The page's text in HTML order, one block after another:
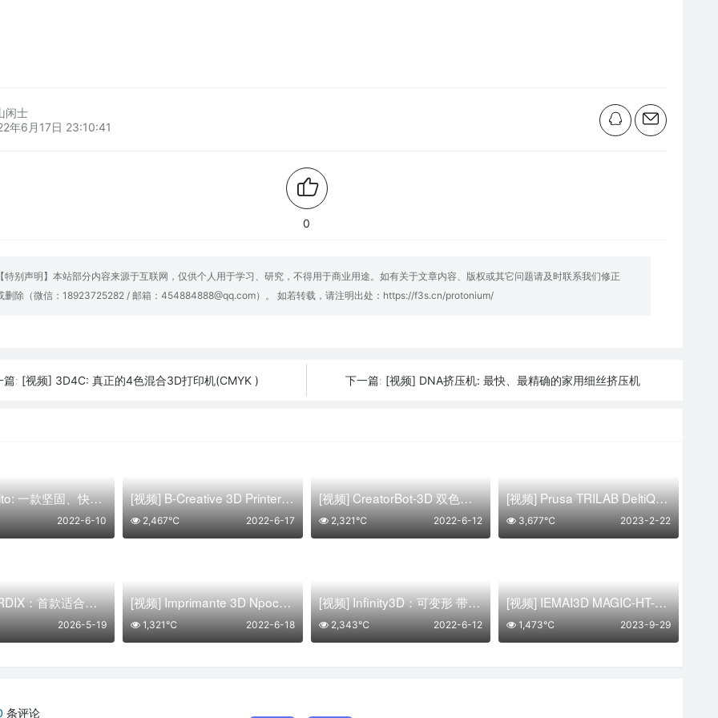
闲士
年6月17日 23:10:41
0
特别声明】本站部分内容来源于互联网，仅供个人用于学习、研究，不得用于商业用途。如有关于文章内容、版权或其它问题请及时联系我们修正
删除（微信：18923725282 / 邮箱：454884888@qq.com）。 如若转载，请注明出处： https://f3s.cn/protonium/
篇: [视频] 3D4C: 真正的4色混合3D打印机(CMYK ) 下一篇: [视频] DNA挤压机: 最快、最精确的家用细丝挤压机
[视频] Bukito: 一款坚固、快速、便携的 3D 打印机
2022-6-10
[视频] B-Creative 3D Printer: 创造奇迹的新方式
2022-6-17
2,467℃
[视频] CreatorBot-3D 双色打印机 具有 12″ 和 18″ 打印高度
2022-6-12
2,321℃
[视频] Prusa TRILAB DeltiQ 2 一款可靠的三角洲3D打印机
2023-2-22
3,677℃
[视频] GORDIX：首款适合各种空间限制的3合1便携式数控机床
2026-5-19
[视频] Imprimante 3D Npocket3D“即插即用”(3D打印机)
2022-6-18
1,321℃
[视频] Infinity3D：可变形 带式3D打印机 快速切换45度和90度连续打印
2022-6-12
2,343℃
[视频] IEMAI3D MAGIC-HT-MAX专为PEEK、PEKK、PEI、PPSU设计的大幅面高温3D打印机
2023-9-29
1,473℃
条评论